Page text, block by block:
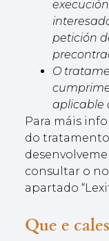
petición
O
aplicable
Para máis
do
consultar o
apartado
Que e